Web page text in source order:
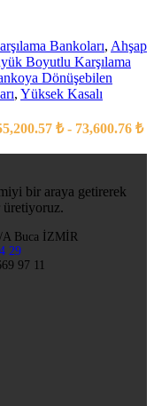
Bankoları, Ahşap
Boyutlu Karşılama
Dönüşebilen
, Yüksek Kasalı
₺ - 73,600.76 ₺
bir araya getirerek
üretiyoruz.
A Buca İZMİR
29
97 11